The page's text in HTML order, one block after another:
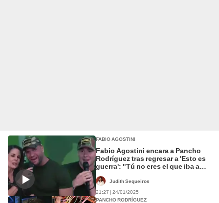
FABIO AGOSTINI
Fabio Agostini encara a Pancho
Rodríguez tras regresar a 'Esto es
guerra': "Tú no eres el que iba a
Judith Sequeiros
21:27 | 24/01/2025
PANCHO RODRÍGUEZ